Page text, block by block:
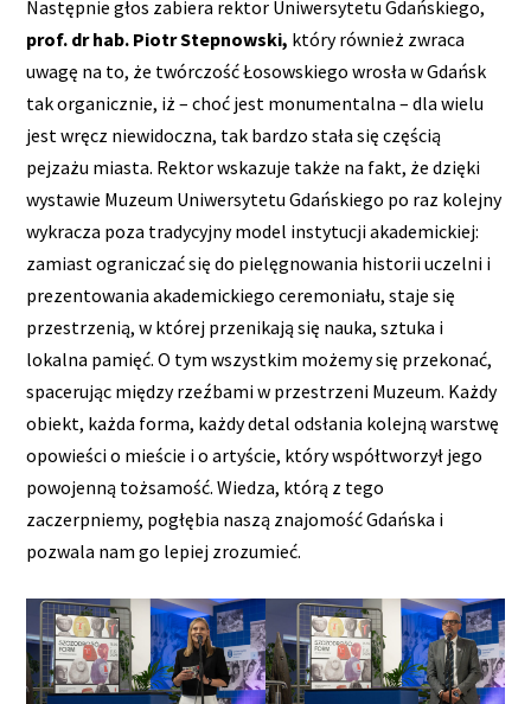
Następnie głos zabiera rektor Uniwersytetu Gdańskiego,
prof. dr hab. Piotr Stepnowski, który również zwraca
uwagę na to, że twórczość Łosowskiego wrosła w Gdańsk
tak organicznie, iż – choć jest monumentalna – dla wielu
jest wręcz niewidoczna, tak bardzo stała się częścią
pejzażu miasta. Rektor wskazuje także na fakt, że dzięki
wystawie Muzeum Uniwersytetu Gdańskiego po raz kolejny
wykracza poza tradycyjny model instytucji akademickiej:
zamiast ograniczać się do pielęgnowania historii uczelni i
prezentowania akademickiego ceremoniału, staje się
przestrzenią, w której przenikają się nauka, sztuka i
lokalna pamięć. O tym wszystkim możemy się przekonać,
spacerując między rzeźbami w przestrzeni Muzeum. Każdy
obiekt, każda forma, każdy detal odsłania kolejną warstwę
opowieści o mieście i o artyście, który współtworzył jego
powojenną tożsamość. Wiedza, którą z tego
zaczerpniemy, pogłębia naszą znajomość Gdańska i
pozwala nam go lepiej zrozumieć.